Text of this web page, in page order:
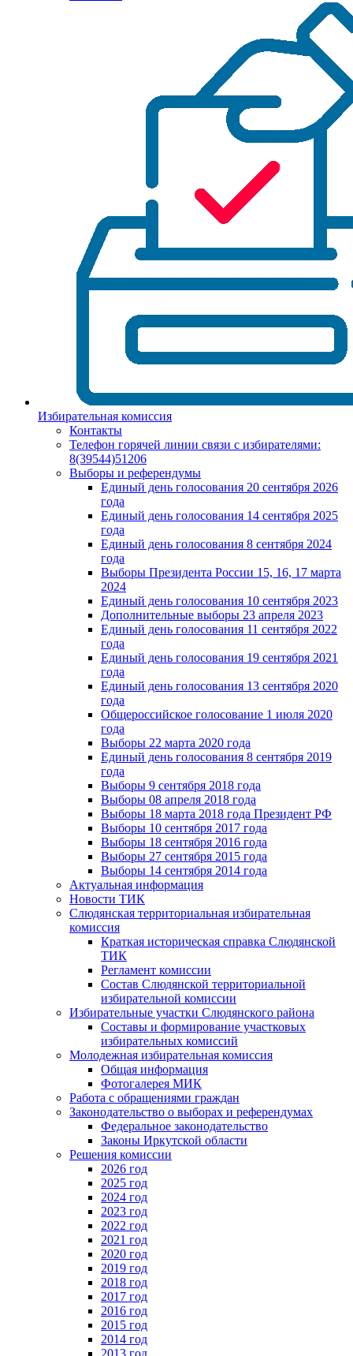
Избирательная комиссия
Контакты
Телефон горячей линии связи с избирателями:
8(39544)51206
Выборы и референдумы
Единый день голосования 20 сентября 2026
года
Единый день голосования 14 сентября 2025
года
Единый день голосования 8 сентября 2024
года
Выборы Президента России 15, 16, 17 марта
2024
Единый день голосования 10 сентября 2023
Дополнительные выборы 23 апреля 2023
Единый день голосования 11 сентября 2022
года
Единый день голосования 19 сентября 2021
года
Единый день голосования 13 сентября 2020
года
Общероссийское голосование 1 июля 2020
года
Выборы 22 марта 2020 года
Единый день голосования 8 сентября 2019
года
Выборы 9 сентября 2018 года
Выборы 08 апреля 2018 года
Выборы 18 марта 2018 года Президент РФ
Выборы 10 сентября 2017 года
Выборы 18 сентября 2016 года
Выборы 27 сентября 2015 года
Выборы 14 сентября 2014 года
Актуальная информация
Новости ТИК
Слюдянская территориальная избирательная
комиссия
Краткая историческая справка Слюдянской
ТИК
Регламент комиссии
Состав Слюдянской территориальной
избирательной комиссии
Избирательные участки Слюдянского района
Составы и формирование участковых
избирательных комиссий
Молодежная избирательная комиссия
Общая информация
Фотогалерея МИК
Работа с обращениями граждан
Законодательство о выборах и референдумах
Федеральное законодательство
Законы Иркутской области
Решения комиссии
2026 год
2025 год
2024 год
2023 год
2022 год
2021 год
2020 год
2019 год
2018 год
2017 год
2016 год
2015 год
2014 год
2013 год